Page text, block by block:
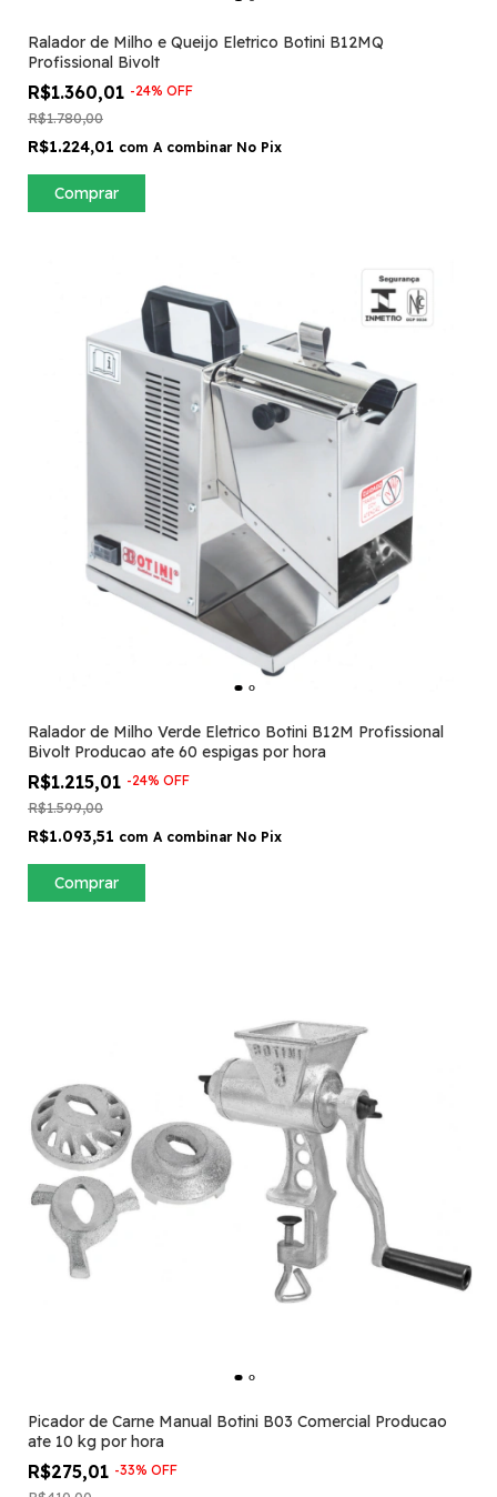
Ralador de Milho e Queijo Eletrico Botini B12MQ
Profissional Bivolt
R$1.360,01 -24% OFF
R$1.780,00
R$1.224,01 com A combinar No Pix
Comprar
Ralador de Milho Verde Eletrico Botini B12M Profissional
Bivolt Producao ate 60 espigas por hora
R$1.215,01 -24% OFF
R$1.599,00
R$1.093,51 com A combinar No Pix
Comprar
Picador de Carne Manual Botini B03 Comercial Producao
ate 10 kg por hora
R$275,01 -33% OFF